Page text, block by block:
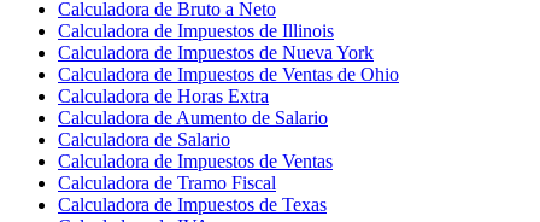
Calculadora de Bruto a Neto
Calculadora de Impuestos de Illinois
Calculadora de Impuestos de Nueva York
Calculadora de Impuestos de Ventas de Ohio
Calculadora de Horas Extra
Calculadora de Aumento de Salario
Calculadora de Salario
Calculadora de Impuestos de Ventas
Calculadora de Tramo Fiscal
Calculadora de Impuestos de Texas